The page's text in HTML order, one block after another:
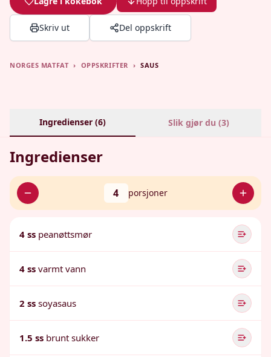
Skriv ut Del oppskrift
NORGES MATFAT › OPPSKRIFTER › SAUS
Ingredienser (6) Slik gjør du (3)
Ingredienser
4 porsjoner
4 ss peanøttsmør
4 ss varmt vann
2 ss soyasaus
1.5 ss brunt sukker